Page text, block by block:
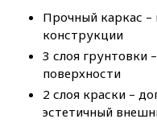
Прочный каркас
конструкции
3 слоя грунтовки
поверхности
2 слоя краски –
эстетичный